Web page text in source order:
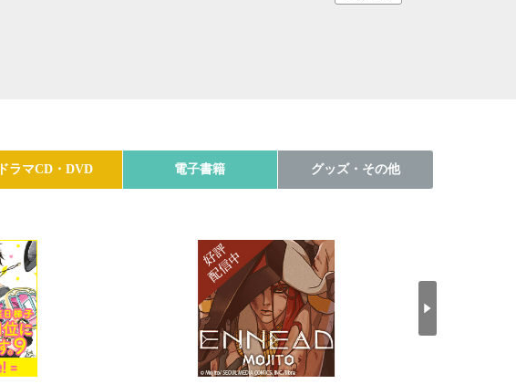
ドラマCD・DVD 電子書籍 グッズ・その他